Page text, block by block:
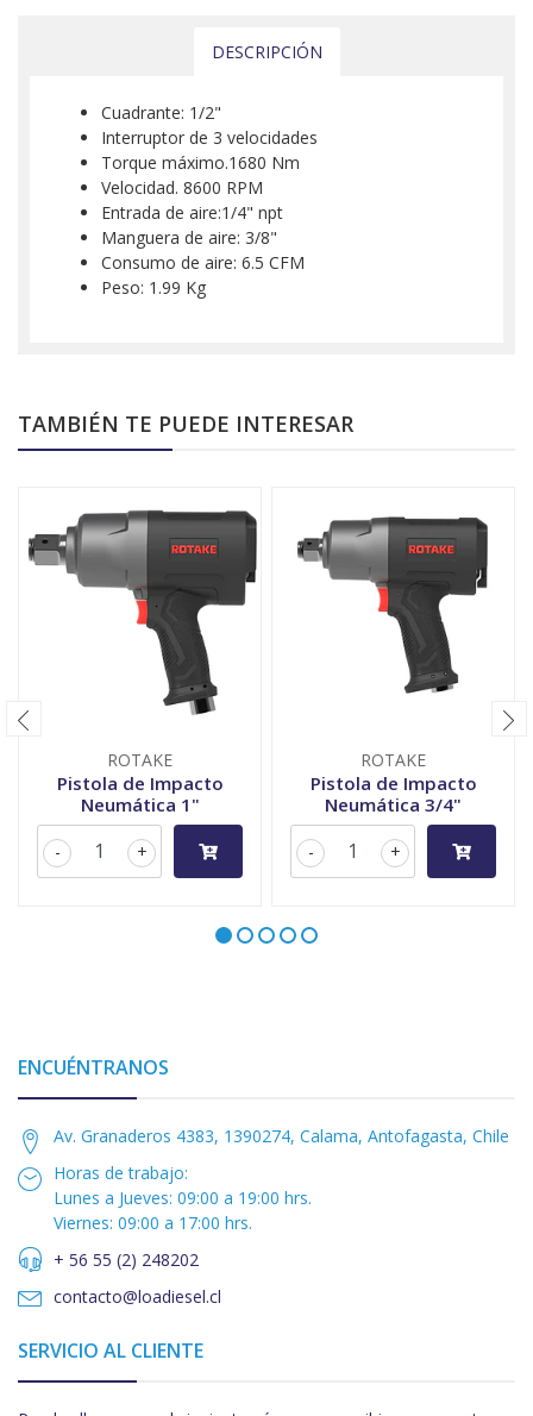
DESCRIPCIÓN
Cuadrante: 1/2"
Interruptor de 3 velocidades
Torque máximo.1680 Nm
Velocidad. 8600 RPM
Entrada de aire:1/4" npt
Manguera de aire: 3/8"
Consumo de aire: 6.5 CFM
Peso: 1.99 Kg
TAMBIÉN TE PUEDE INTERESAR
ROTAKE
Pistola de Impacto
Neumática 1"
+
-
ROTAKE
Pistola de Impacto
Neumática 3/4"
+
-
ENCUÉNTRANOS
Av. Granaderos 4383, 1390274, Calama, Antofagasta, Chile
Horas de trabajo:
Lunes a Jueves: 09:00 a 19:00 hrs.
Viernes: 09:00 a 17:00 hrs.
+ 56 55 (2) 248202
contacto@loadiesel.cl
SERVICIO AL CLIENTE